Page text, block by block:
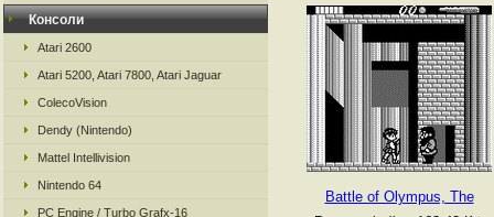
Консоли
Atari 2600
Atari 5200, Atari 7800, Atari Jaguar
ColecoVision
Dendy (Nintendo)
Mattel Intellivision
Nintendo 64
PC Engine / Turbo Grafx-16
Battle of Olympus, The